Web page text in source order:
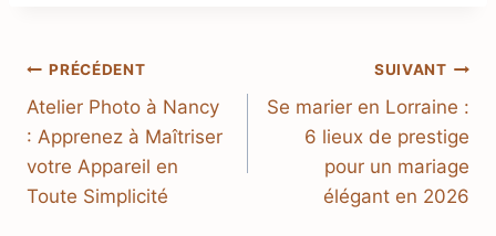
PRÉCÉDENT
Atelier Photo à Nancy
: Apprenez à Maîtriser
votre Appareil en
Toute Simplicité
SUIVANT
Se marier en Lorraine :
6 lieux de prestige
pour un mariage
élégant en 2026